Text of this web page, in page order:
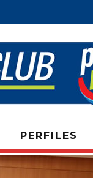
PERFILES